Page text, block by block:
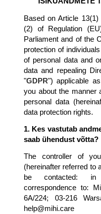
Based on Article
(2) of Regulation
Parliament and of the
protection of
of personal data and
data and repealing
"GDPR") applicable
you about the manner
personal data
data protection rights.
1. Kes vastutab
saab ühendust võtta?
The controller of
(hereinafter referred to
be contacted: in
correspondence to:
help@mihi.care